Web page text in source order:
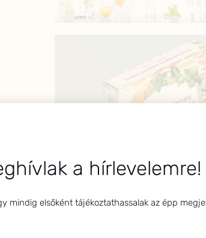
a hírlevelemre!
mindig elsőként tájékoztathassalak az épp